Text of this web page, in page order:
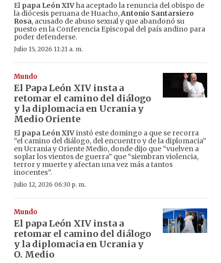
El papa León XIVha aceptado la renuncia del obispo de
la diócesis peruana de Huacho,Antonio Santarsiero
Rosa, acusado de abuso sexual y que abandonó su
puesto en la Conferencia Episcopal del país andino para
poder defenderse.
Julio 15, 2026 11:21 a. m.
Mundo
El Papa León XIV insta a
retomar el camino del diálogo
y la diplomacia en Ucrania y
Medio Oriente
El papa León XIVinstó este domingo a que se recorra
“el camino del diálogo, del encuentro y de la diplomacia”
en Ucrania y Oriente Medio, donde dijo que “vuelven a
soplar los vientos de guerra” que “siembran violencia,
terror y muerte y afectan una vez más a tantos
inocentes”.
Julio 12, 2026 06:30 p. m.
Mundo
El papa León XIV insta a
retomar el camino del diálogo
y la diplomacia en Ucrania y
O. Medio